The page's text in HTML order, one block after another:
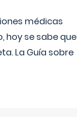
médicas
hoy se sabe que
La Guía sobre